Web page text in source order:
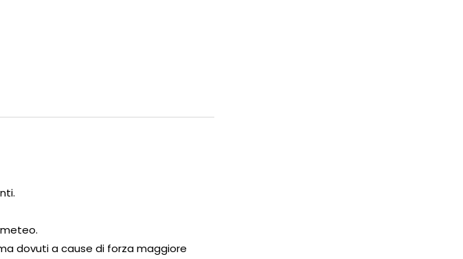
dovuti a cause di forza maggiore